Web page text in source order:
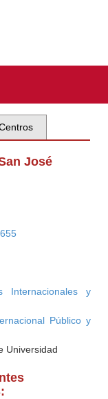
José
Internacionales y
Público y
Universidad